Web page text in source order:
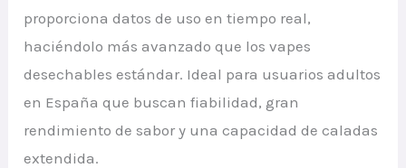
proporciona datos de uso en tiempo real,
haciéndolo más avanzado que los vapes
desechables estándar. Ideal para usuarios adultos
en España que buscan fiabilidad, gran
rendimiento de sabor y una capacidad de caladas
extendida.